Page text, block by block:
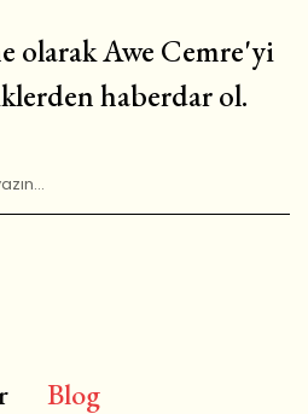
olarak Awe Cemre'yi
haberdar ol.
Blog